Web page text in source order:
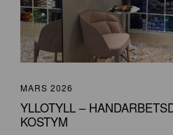
MARS 2026
YLLOTYLL –
KOSTYM